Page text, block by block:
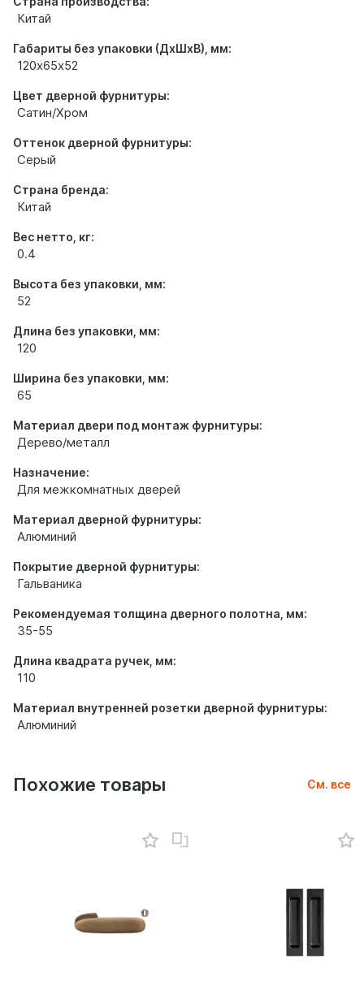
Китай
Габариты без упаковки (ДхШхВ), мм:
120х65х52
Цвет дверной фурнитуры:
Сатин/Хром
Оттенок дверной фурнитуры:
Серый
Страна бренда:
Китай
Вес нетто, кг:
0.4
Высота без упаковки, мм:
52
Длина без упаковки, мм:
120
Ширина без упаковки, мм:
65
Материал двери под монтаж фурнитуры:
Дерево/металл
Назначение:
Для межкомнатных дверей
Материал дверной фурнитуры:
Алюминий
Покрытие дверной фурнитуры:
Гальваника
Рекомендуемая толщина дверного полотна, мм:
35-55
Длина квадрата ручек, мм:
110
Материал внутренней розетки дверной фурнитуры:
Алюминий
Похожие товары См. все